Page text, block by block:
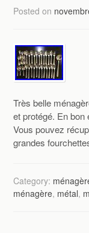
Posted on
Très belle
et protégé. En bon
Vous pouvez
grandes
Category:
ménagère, métal,